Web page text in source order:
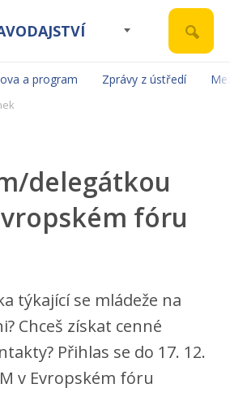
a program Zprávy z ústředí
delegátkou
fóru
týkající se mládeže na
Chceš získat cenné
Přihlas se do 17. 12.
v Evropském fóru